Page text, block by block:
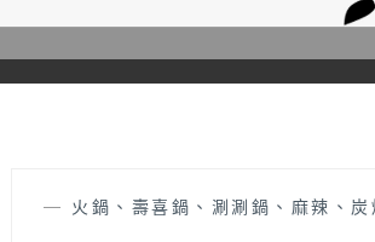
— 火鍋、壽喜鍋、涮涮鍋、麻辣、炭